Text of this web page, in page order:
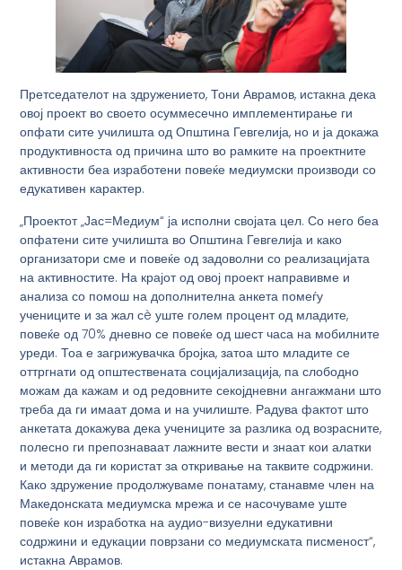
Претседателот на здружението, Тони Аврамов, истакна дека
овој проект во своето осуммесечно имплементирање ги
опфати сите училишта од Општина Гевгелија, но и ја докажа
продуктивноста од причина што во рамките на проектните
активности беа изработени повеќе медиумски производи со
едукативен карактер.
„Проектот „Јас=Медиум“ ја исполни својата цел. Со него беа
опфатени сите училишта во Општина Гевгелија и како
организатори сме и повеќе од задоволни со реализацијата
на активностите. На крајот од овој проект направивме и
анализа со помош на дополнителна анкета помеѓу
учениците и за жал сè уште голем процент од младите,
повеќе од 70% дневно се повеќе од шест часа на мобилните
уреди. Тоа е загрижувачка бројка, затоа што младите се
оттргнати од општествената социјализација, па слободно
можам да кажам и од редовните секојдневни ангажмани што
треба да ги имаат дома и на училиште. Радува фактот што
анкетата докажува дека учениците за разлика од возрасните,
полесно ги препознаваат лажните вести и знаат кои алатки
и методи да ги користат за откривање на таквите содржини.
Како здружение продолжуваме понатаму, станавме член на
Македонската медиумска мрежа и се насочуваме уште
повеќе кон изработка на аудио-визуелни едукативни
содржини и едукации поврзани со медиумската писменост“,
истакна Аврамов.